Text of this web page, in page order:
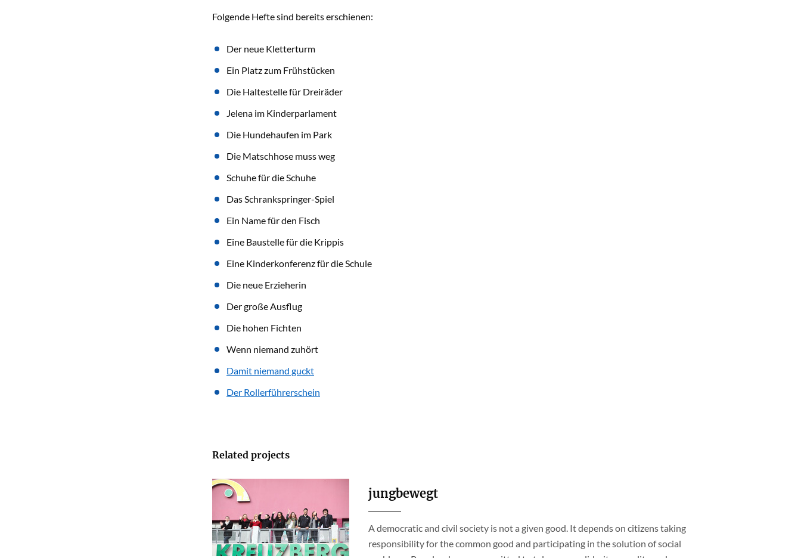
Folgende Hefte sind bereits erschienen:
Der neue Kletterturm
Ein Platz zum Frühstücken
Die Haltestelle für Dreiräder
Jelena im Kinderparlament
Die Hundehaufen im Park
Die Matschhose muss weg
Schuhe für die Schuhe
Das Schrankspringer-Spiel
Ein Name für den Fisch
Eine Baustelle für die Krippis
Eine Kinderkonferenz für die Schule
Die neue Erzieherin
Der große Ausflug
Die hohen Fichten
Wenn niemand zuhört
Damit niemand guckt
Der Rollerführerschein
Related projects
jungbewegt
A democratic and civil society is not a given good. It depends on citizens taking
responsibility for the common good and participating in the solution of social